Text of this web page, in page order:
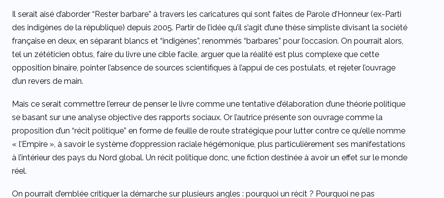
Il serait aisé d’aborder “Rester barbare” à travers les caricatures qui sont faites de Parole d’Honneur (ex-Parti
des indigènes de la république) depuis 2005. Partir de l’idée qu’il s’agit d’une thèse simpliste divisant la société
française en deux, en séparant blancs et “indigènes”, renommés “barbares” pour l’occasion. On pourrait alors,
tel un zététicien obtus, faire du livre une cible facile, arguer que la réalité est plus complexe que cette
opposition binaire, pointer l’absence de sources scientifiques à l’appui de ces postulats, et rejeter l’ouvrage
d’un revers de main.
Mais ce serait commettre l’erreur de penser le livre comme une tentative d’élaboration d’une théorie politique
se basant sur une analyse objective des rapports sociaux. Or l’autrice présente son ouvrage comme la
proposition d’un “récit politique” en forme de feuille de route stratégique pour lutter contre ce qu’elle nomme
« l’Empire », à savoir le système d’oppression raciale hégémonique, plus particulièrement ses manifestations
à l’intérieur des pays du Nord global. Un récit politique donc, une fiction destinée à avoir un effet sur le monde
réel.
On pourrait d’emblée critiquer la démarche sur plusieurs angles : pourquoi un récit ? Pourquoi ne pas